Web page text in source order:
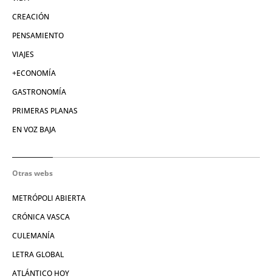
CREACIÓN
PENSAMIENTO
VIAJES
+ECONOMÍA
GASTRONOMÍA
PRIMERAS PLANAS
EN VOZ BAJA
Otras webs
METRÓPOLI ABIERTA
CRÓNICA VASCA
CULEMANÍA
LETRA GLOBAL
ATLÁNTICO HOY